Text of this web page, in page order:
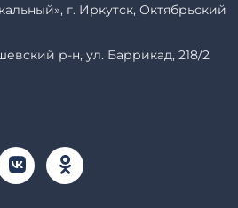
г. Иркутск, Октябрьский
р-н, ул. Баррикад, 218/2